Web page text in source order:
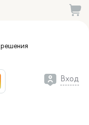
решения
Вход